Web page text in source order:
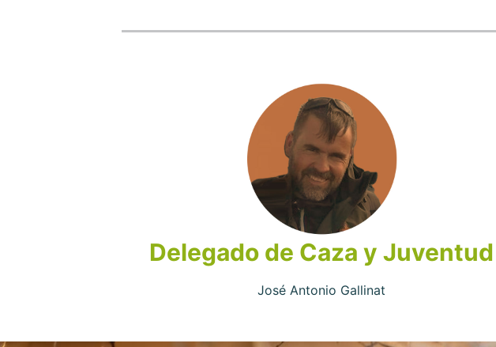
Delegado de Caza y Juventud
José Antonio Gallinat